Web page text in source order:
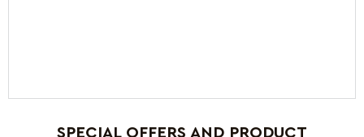
SPECIAL OFFERS AND PRODUCT